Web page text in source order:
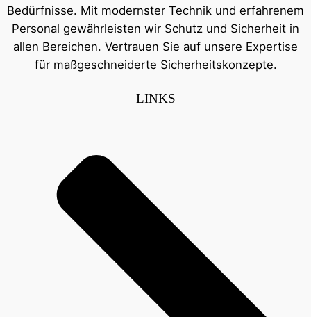
Bedürfnisse. Mit modernster Technik und erfahrenem
Personal gewährleisten wir Schutz und Sicherheit in
allen Bereichen. Vertrauen Sie auf unsere Expertise
für maßgeschneiderte Sicherheitskonzepte.
LINKS